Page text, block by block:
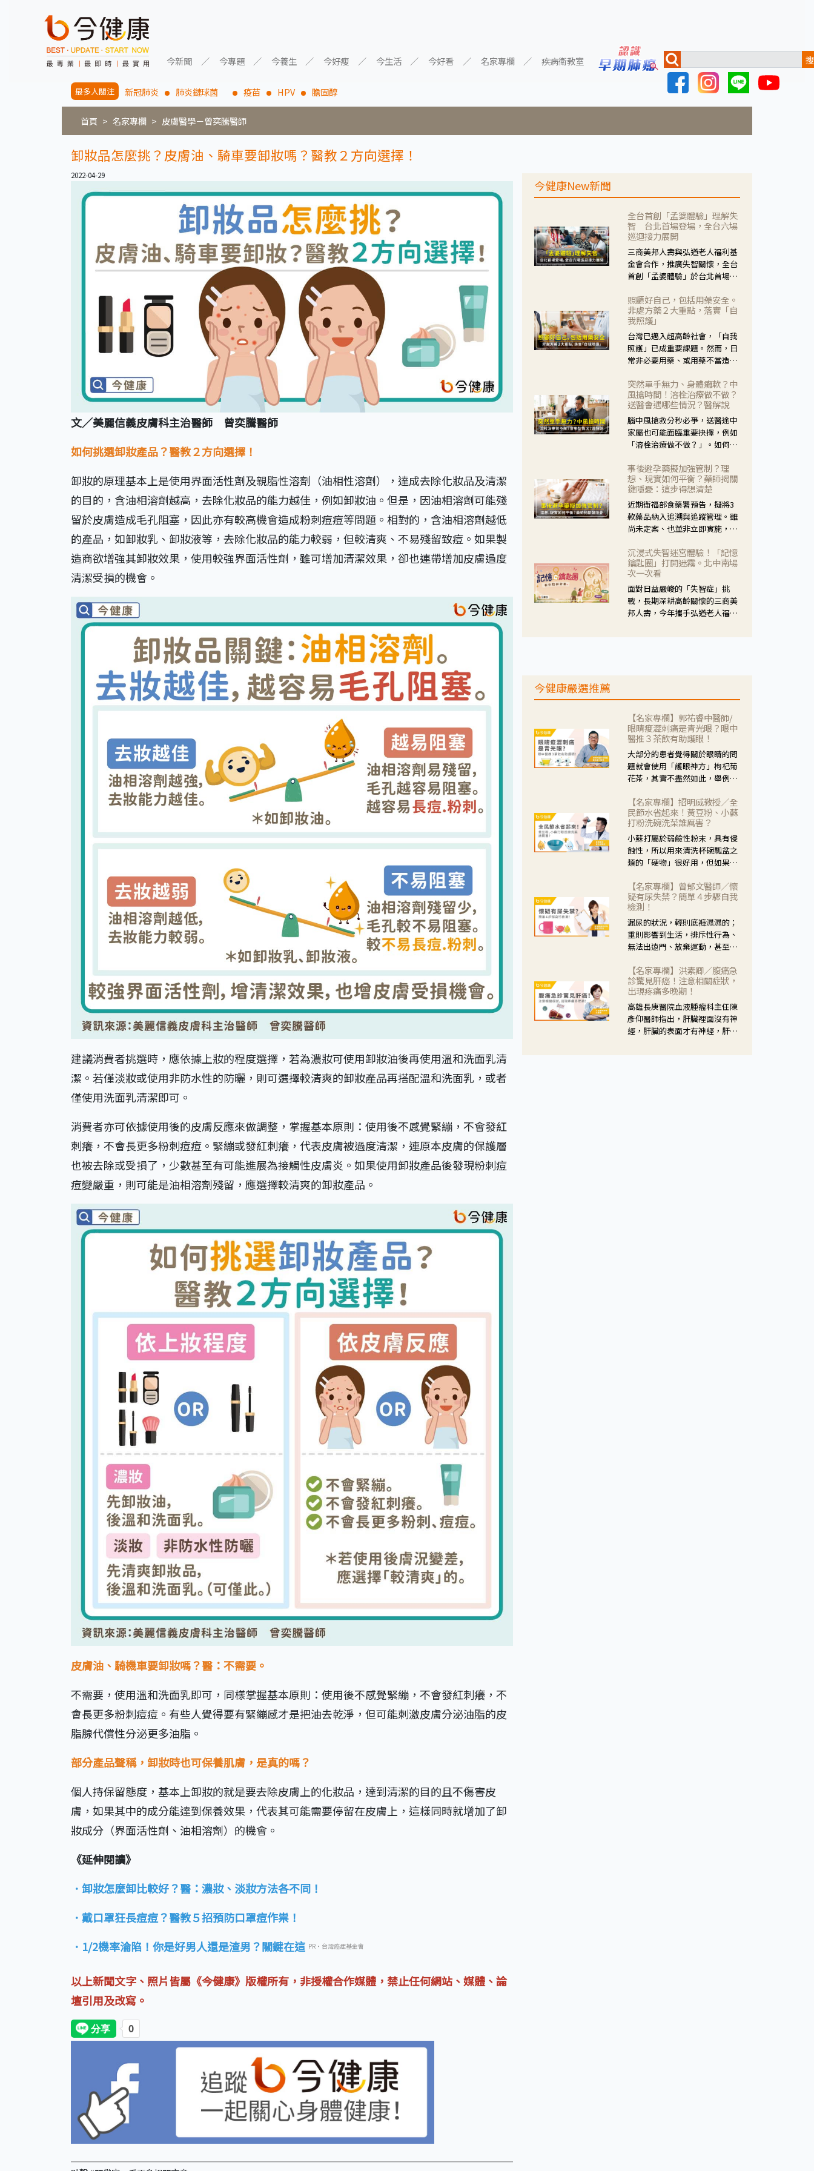
今新聞 今專題 今養生 今好瘦 今生活 今好看 名家專欄 疾病衛教室
最多人關注 新冠肺炎 肺炎鏈球菌 疫苗 HPV 膽固醇
首頁 名家專欄 皮膚醫學－曾奕騰醫師
卸妝品怎麼挑？皮膚油、騎車要卸妝嗎？醫教２方向選擇！
2022-04-29
文／美麗信義皮膚科主治醫師 曾奕騰醫師
如何挑選卸妝產品？醫教２方向選擇！
卸妝的原理基本上是使用界面活性劑及親脂性溶劑（油相性溶劑），達成去除化妝品及清潔
的目的，含油相溶劑越高，去除化妝品的能力越佳，例如卸妝油。但是，因油相溶劑可能殘
留於皮膚造成毛孔阻塞，因此亦有較高機會造成粉刺痘痘等問題。相對的，含油相溶劑越低
的產品，如卸妝乳、卸妝液等，去除化妝品的能力較弱，但較清爽、不易殘留致痘。如果製
造商欲增強其卸妝效果，使用較強界面活性劑，雖可增加清潔效果，卻也連帶增加皮膚過度
清潔受損的機會。
建議消費者挑選時，應依據上妝的程度選擇，若為濃妝可使用卸妝油後再使用溫和洗面乳清
潔。若僅淡妝或使用非防水性的防曬，則可選擇較清爽的卸妝產品再搭配溫和洗面乳，或者
僅使用洗面乳清潔即可。
消費者亦可依據使用後的皮膚反應來做調整，掌握基本原則：使用後不感覺緊繃，不會發紅
刺癢，不會長更多粉刺痘痘。緊繃或發紅刺癢，代表皮膚被過度清潔，連原本皮膚的保護層
也被去除或受損了，少數甚至有可能進展為接觸性皮膚炎。如果使用卸妝產品後發現粉刺痘
痘變嚴重，則可能是油相溶劑殘留，應選擇較清爽的卸妝產品。
皮膚油、騎機車要卸妝嗎？醫：不需要。
不需要，使用溫和洗面乳即可，同樣掌握基本原則：使用後不感覺緊繃，不會發紅刺癢，不
會長更多粉刺痘痘。有些人覺得要有緊繃感才是把油去乾淨，但可能刺激皮膚分泌油脂的皮
脂腺代償性分泌更多油脂。
部分產品聲稱，卸妝時也可保養肌膚，是真的嗎？
個人持保留態度，基本上卸妝的就是要去除皮膚上的化妝品，達到清潔的目的且不傷害皮
膚，如果其中的成分能達到保養效果，代表其可能需要停留在皮膚上，這樣同時就增加了卸
妝成分（界面活性劑、油相溶劑）的機會。
《延伸閱讀》
．卸妝怎麼卸比較好？醫：濃妝、淡妝方法各不同！
．戴口罩狂長痘痘？醫教５招預防口罩痘作祟！
．1/2機率淪陷！你是好男人還是渣男？關鍵在這 PR・台灣癌症基金會
以上新聞文字、照片皆屬《今健康》版權所有，非授權合作媒體，禁止任何網站、媒體、論
壇引用及改寫。
今健康New新聞
全台首創「孟婆體驗」理解失
智 台北首場登場，全台六場
巡迴接力展開
三商美邦人壽與弘道老人福利基
金會合作，推廣失智關懷，全台
首創「孟婆體驗」於台北首場實
模式，用結合情境互動等豐富活
動，將抽象的失智轉化為可感
受、可討論的生活情境，並引導
民眾在家人開始出現改變時，以
理解取代責備、以耐心回應不
安。
照顧好自己，包括用藥安全。
非處方藥２大重點，落實「自
我照護」
台灣已邁入超高齡社會，「自我
照護」已成重要課題。然而，日
常非必要用藥、或用藥不當造成
在重要。社團法人台灣自我照護
產業協會 提出「非處方藥正確使
用」與「藥師給力」，鼓勵民眾
建立安全且正確的自我照護習
慣。
突然單手無力、身體癱軟？中
風搶時間！溶栓治療做不做？
送醫會遇哪些情況？醫解說
腦中風搶救分秒必爭，送醫途中
家屬也可能面臨重要抉擇，例如
「溶栓治療做不做？」。如何搶
會理事長陳龍醫師解說！
事後避孕藥擬加強管制？理
想、現實如何平衡？藥師揭關
鍵隱憂：這步得想清楚
近期衛福部食藥署預告，擬將3
款藥品納入追溯與追蹤管理。雖
尚未定案、也並非立即實施，不
人杰藥師表示，這三款藥物目
的、作用、風險各有不同，管制
與否所帶來的後許影響也不同，
可先了解其特性。
沉浸式失智迷宮體驗！「記憶
鑰匙圈」打開迷霧。北中南場
次一次看
面對日益嚴峻的「失智症」挑
戰，長期深耕高齡關懷的三商美
邦人壽，今年攜手弘道老人福利
生活挑戰。
今健康嚴選推薦
【名家專欄】郭祐睿中醫師/
眼睛痠澀刺痛是青光眼？眼中
醫推３茶飲有助護眼！
大部分的患者覺得關於眼睛的問
題就會使用「護眼神方」枸杞菊
花茶，其實不盡然如此，舉例來
紅、眼睛痛、眼屎多而且顏色
黃，當然就可以使用枸杞菊花
茶，但是枸杞的劑量要少，菊花
的劑量要多；若是有以上症狀以
外，眼睛還會有灼熱感，眼屎多
到會「牽絲」，也就是水樣分泌
了，這時候就要使用菊花、金銀
花來治療；假如單純的眼睛乾
澀，結膜沒有紅，眼睛周圍沒有
眼屎，這種情況是屬於「陰
虛」，就可以使用枸杞、蓮藕、
麥門冬、山藥等比較滋潤的藥
【名家專欄】招明威教授／全
民節水省起來！黃豆粉、小蘇
打粉洗碗洗菜誰厲害？
小蘇打屬於弱鹼性粉末，具有侵
蝕性，所以用來清洗杯碗瓢盆之
類的「硬物」很好用，但如果用
特別注意用法用量，使用過多或
是浸泡太久，容易腐蝕蔬菜的纖
維，讓菜軟掉不清脆。
【名家專欄】曾郁文醫師／懷
疑有尿失禁？簡單４步驟自我
檢測！
漏尿的狀況，輕則底褲濕濕的；
重則影響到生活，排斥性行為、
無法出遠門、放棄運動，甚至怕
禁」的症狀，長期下來不敢與朋
友往來，低潮陰霾造成憂鬱症。
【名家專欄】洪素卿／腹痛急
診驚見肝癌！注意相關症狀，
出現疼痛多晚期！
高雄長庚醫院血液腫瘤科主任陳
彥仰醫師指出，肝臟裡面沒有神
經，肝臟的表面才有神經，肝臟